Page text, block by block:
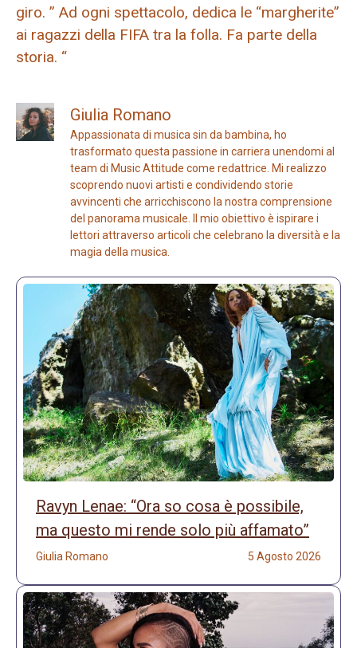
giro. ” Ad ogni spettacolo, dedica le “margherite”
ai ragazzi della FIFA tra la folla. Fa parte della
storia. “
Giulia Romano
Appassionata di musica sin da bambina, ho
trasformato questa passione in carriera unendomi al
team di Music Attitude come redattrice. Mi realizzo
scoprendo nuovi artisti e condividendo storie
avvincenti che arricchiscono la nostra comprensione
del panorama musicale. Il mio obiettivo è ispirare i
lettori attraverso articoli che celebrano la diversità e la
magia della musica.
Ravyn Lenae: “Ora so cosa è possibile,
ma questo mi rende solo più affamato”
Giulia Romano 5 Agosto 2026